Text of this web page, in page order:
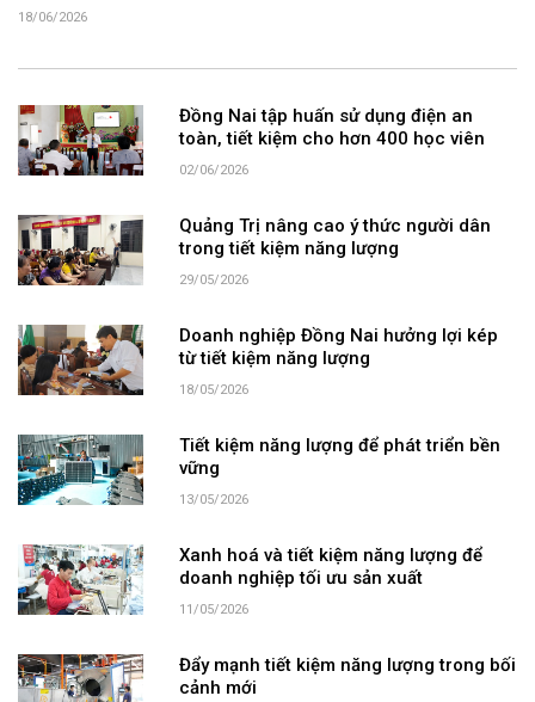
18/06/2026
Đồng Nai tập huấn sử dụng điện an
toàn, tiết kiệm cho hơn 400 học viên
02/06/2026
Quảng Trị nâng cao ý thức người dân
trong tiết kiệm năng lượng
29/05/2026
Doanh nghiệp Đồng Nai hưởng lợi kép
từ tiết kiệm năng lượng
18/05/2026
Tiết kiệm năng lượng để phát triển bền
vững
13/05/2026
Xanh hoá và tiết kiệm năng lượng để
doanh nghiệp tối ưu sản xuất
11/05/2026
Đẩy mạnh tiết kiệm năng lượng trong bối
cảnh mới